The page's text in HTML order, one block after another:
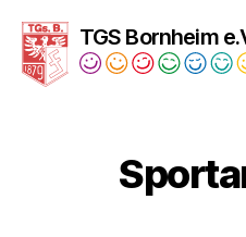
TGS Bornheim